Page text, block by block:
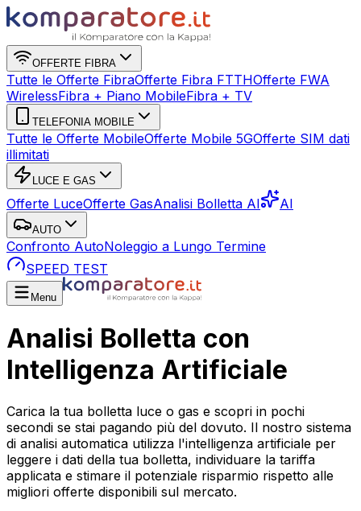
OFFERTE FIBRA
Tutte le Offerte FibraOfferte Fibra FTTHOfferte FWA
WirelessFibra + Piano MobileFibra + TV
TELEFONIA MOBILE
Tutte le Offerte MobileOfferte Mobile 5GOfferte SIM dati
illimitati
LUCE E GAS
Offerte LuceOfferte GasAnalisi Bolletta AI AI
AUTO
Confronto AutoNoleggio a Lungo Termine
SPEED TEST
Menu
Analisi Bolletta con
Intelligenza Artificiale
Carica la tua bolletta luce o gas e scopri in pochi
secondi se stai pagando più del dovuto. Il nostro sistema
di analisi automatica utilizza l'intelligenza artificiale per
leggere i dati della tua bolletta, individuare la tariffa
applicata e stimare il potenziale risparmio rispetto alle
migliori offerte disponibili sul mercato.